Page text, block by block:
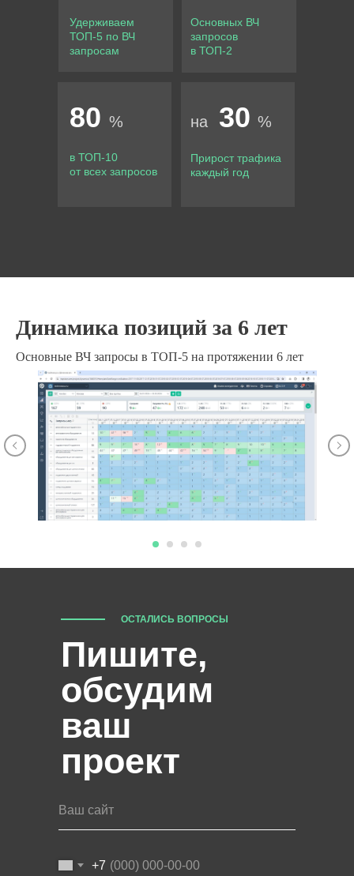
Прирост трафика
каждый год
Удерживаем
ТОП-5 по ВЧ
запросам
80 % 30 %
на
Основных ВЧ
запросов
в ТОП-2
в ТОП-10
от всех запросов
Динамика позиций за 6 лет
Основные ВЧ запросы в ТОП-5 на протяжении 6 лет
ОСТАЛИСЬ ВОПРОСЫ
Пишите,
обсудим
ваш
проект
Ваш сайт
+7